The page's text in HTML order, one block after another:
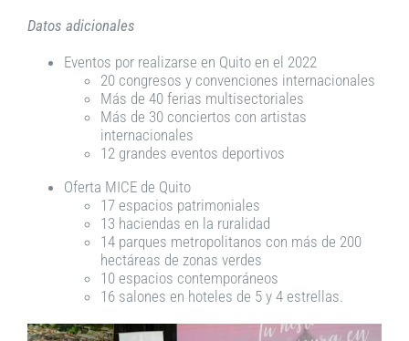
Datos adicionales
Eventos por realizarse en Quito en el 2022
20 congresos y convenciones internacionales
Más de 40 ferias multisectoriales
Más de 30 conciertos con artistas
internacionales
12 grandes eventos deportivos
Oferta MICE de Quito
17 espacios patrimoniales
13 haciendas en la ruralidad
14 parques metropolitanos con más de 200
hectáreas de zonas verdes
10 espacios contemporáneos
16 salones en hoteles de 5 y 4 estrellas.